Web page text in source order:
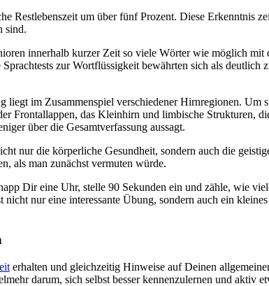
Restlebenszeit um über fünf Prozent. Diese Erkenntnis
sind.
innerhalb kurzer Zeit so viele Wörter wie möglich mit
zur Wortflüssigkeit bewährten sich als deutlich
im Zusammenspiel verschiedener Hirnregionen. Um
Frontallappen, das Kleinhirn und limbische Strukturen,
über die Gesamtverfassung aussagt.
nur die körperliche Gesundheit, sondern auch die
als man zunächst vermuten würde.
Dir eine Uhr, stelle 90 Sekunden ein und zähle, wie
nur eine interessante Übung, sondern auch ein kleines
erhalten und gleichzeitig Hinweise auf Deinen
darum, sich selbst besser kennenzulernen und aktiv